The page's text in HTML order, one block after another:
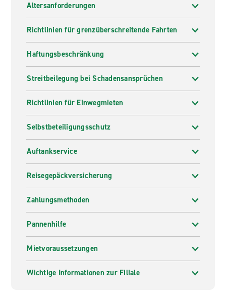
Altersanforderungen
Richtlinien für grenzüberschreitende Fahrten
Haftungsbeschränkung
Streitbeilegung bei Schadensansprüchen
Richtlinien für Einwegmieten
Selbstbeteiligungsschutz
Auftankservice
Reisegepäckversicherung
Zahlungsmethoden
Pannenhilfe
Mietvoraussetzungen
Wichtige Informationen zur Filiale